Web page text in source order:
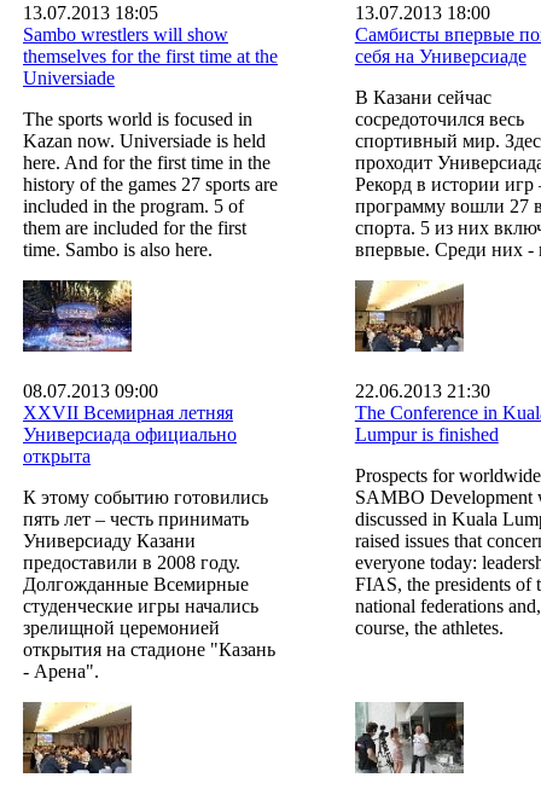
13.07.2013 18:05
Sambo wrestlers will show
themselves for the first time at the
Universiade
The sports world is focused in
Kazan now. Universiade is held
here. And for the first time in the
history of the games 27 sports are
included in the program. 5 of
them are included for the first
time. Sambo is also here.
13.07.2013 18:00
Самбисты впервые
себя на Универсиаде
В Казани сейчас
сосредоточился весь
спортивный мир.
проходит
Рекорд в истории игр
программу вошли 27
спорта. 5 из них
впервые. Среди них -
08.07.2013 09:00
XXVII Всемирная летняя
Универсиада официально
открыта
К этому событию готовились
пять лет – честь принимать
Универсиаду Казани
предоставили в 2008 году.
Долгожданные Всемирные
студенческие игры начались
зрелищной церемонией
открытия на стадионе "Казань
- Арена".
22.06.2013 21:30
The Conference in
Lumpur is finished
Prospects for worldwide
SAMBO Development
discussed in Kuala
raised issues that
everyone today:
FIAS, the presidents of
national federations
course, the athletes.